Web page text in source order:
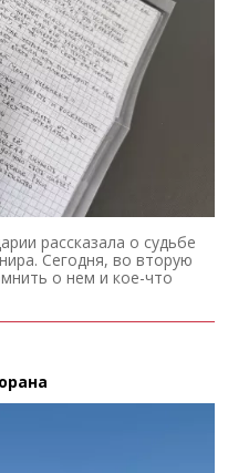
рассказала о судьбе
Сегодня, во вторую
о нем и кое-что